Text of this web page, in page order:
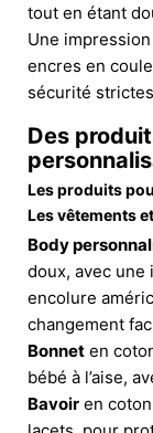
tout en étant
Une
encres en
sécurité
Des
Les produits
Les vêtements
Body
doux, avec une
encolure
changement
Bonnet en
bébé à l’aise,
Bavoir en